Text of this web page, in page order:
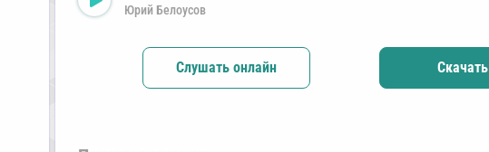
Юрий Белоусов
Слушать онлайн Скачать